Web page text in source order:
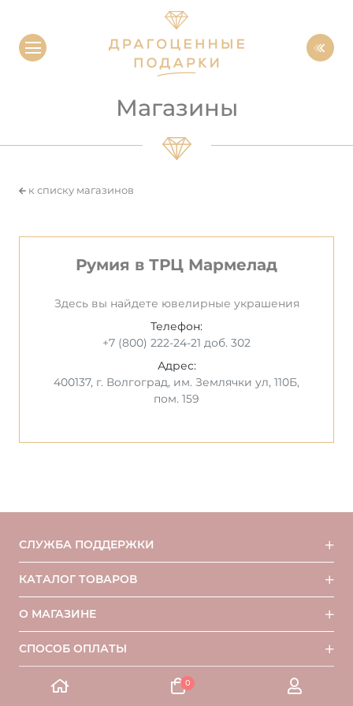
0
Магазины
к списку магазинов
Румия в ТРЦ Мармелад
Здесь вы найдете ювелирные украшения
Телефон:
+7 (800) 222-24-21 доб. 302
Адрес:
400137, г. Волгоград, им. Землячки ул, 110Б,
пом. 159
СЛУЖБА ПОДДЕРЖКИ
КАТАЛОГ ТОВАРОВ
О МАГАЗИНЕ
СПОСОБ ОПЛАТЫ